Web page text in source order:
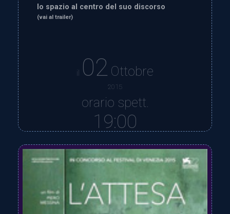
lo spazio al centro del suo discorso
(vai al trailer)
il 02 Ottobre
2015
orario spett.
19:00